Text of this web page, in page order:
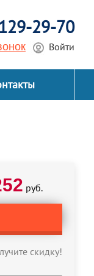
29-70
Войти
руб.
скидку!